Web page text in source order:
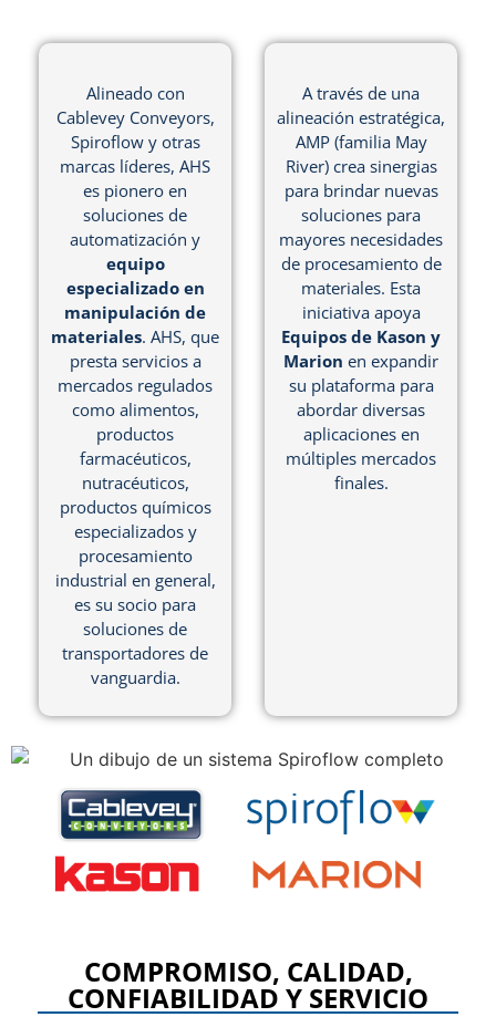
Alineado con
Cablevey Conveyors,
Spiroflow y otras
marcas líderes, AHS
es pionero en
soluciones de
automatización y
equipo
especializado en
manipulación de
materiales. AHS, que
presta servicios a
mercados regulados
como alimentos,
productos
farmacéuticos,
nutracéuticos,
productos químicos
especializados y
procesamiento
industrial en general,
es su socio para
soluciones de
transportadores de
vanguardia.
A través de una
alineación estratégica,
AMP (familia May
River) crea sinergias
para brindar nuevas
soluciones para
mayores necesidades
de procesamiento de
materiales. Esta
iniciativa apoya
Equipos de Kason y
Marion en expandir
su plataforma para
abordar diversas
aplicaciones en
múltiples mercados
finales.
COMPROMISO, CALIDAD,
CONFIABILIDAD Y SERVICIO